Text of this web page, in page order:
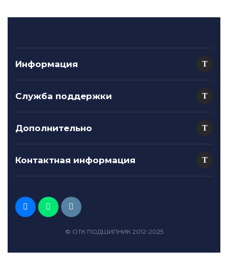
Информация
Служба поддержки
Дополнительно
Контактная информация
© ОТК ПОДШИПНИК 2012-2025